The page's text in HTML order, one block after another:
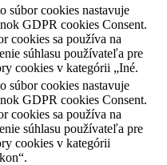
súbor cookies nastavuje
GDPR cookies Consent.
cookies sa používa na
súhlasu používateľa pre
cookies v kategórii „Iné.
súbor cookies nastavuje
GDPR cookies Consent.
cookies sa používa na
súhlasu používateľa pre
cookies v kategórii